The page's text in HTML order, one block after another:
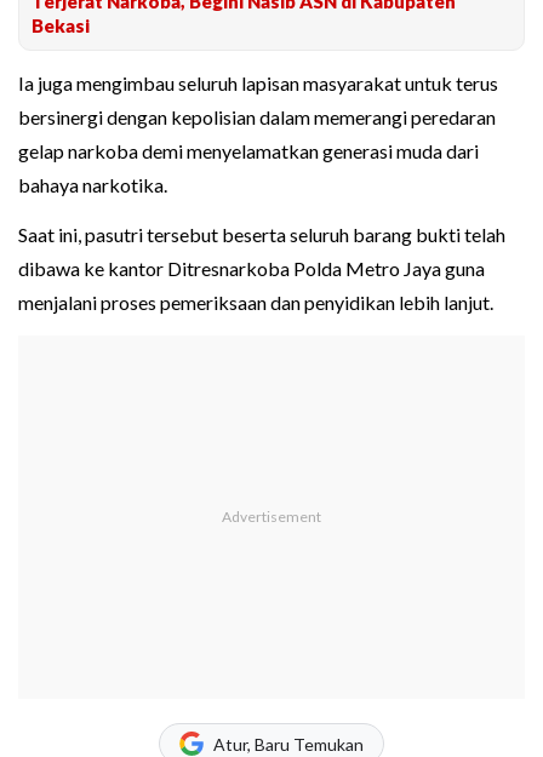
Bekasi
Ia juga mengimbau seluruh lapisan masyarakat untuk terus
bersinergi dengan kepolisian dalam memerangi peredaran
gelap narkoba demi menyelamatkan generasi muda dari
bahaya narkotika.
Saat ini, pasutri tersebut beserta seluruh barang bukti telah
dibawa ke kantor Ditresnarkoba Polda Metro Jaya guna
menjalani proses pemeriksaan dan penyidikan lebih lanjut.
Atur, Baru Temukan